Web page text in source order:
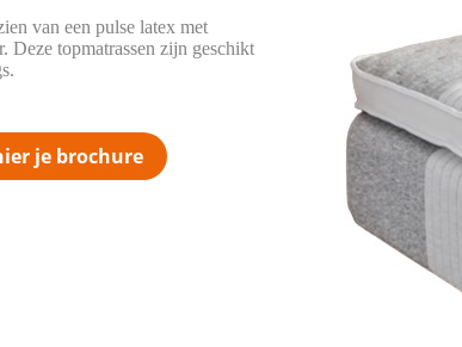
van een pulse latex met
Deze topmatrassen zijn geschikt
je brochure